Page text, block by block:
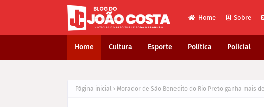
Home Sobre
Home Cultura Esporte Política Policial
Página inicial Morador de São Benedito do Rio Preto ganha mais